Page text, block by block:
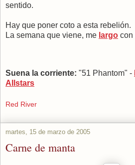
sentido.
Hay que poner coto a esta rebelión.
La semana que viene, me largo con
Suena la corriente: "51 Phantom" -
Allstars
Red River
martes, 15 de marzo de 2005
Carne de manta